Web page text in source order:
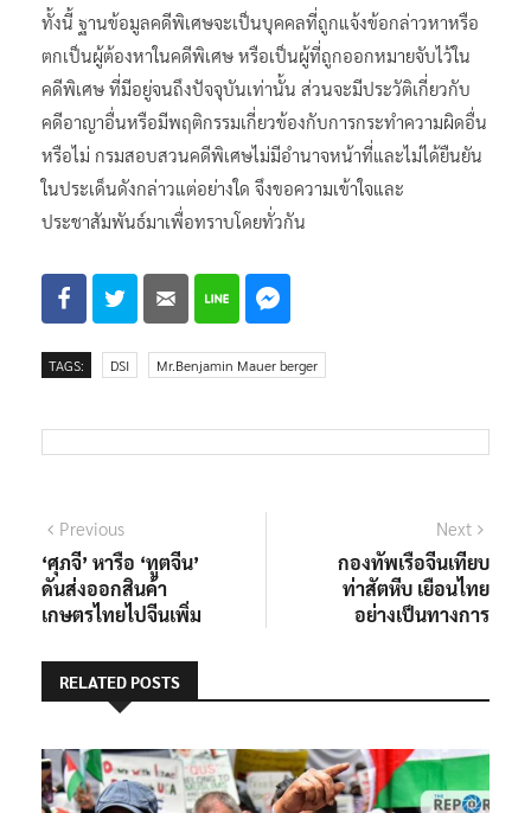
ทั้งนี้ ฐานข้อมูลคดีพิเศษจะเป็นบุคคลที่ถูกแจ้งข้อกล่าวหาหรือ
ตกเป็นผู้ต้องหาในคดีพิเศษ หรือเป็นผู้ที่ถูกออกหมายจับไว้ใน
คดีพิเศษ ที่มีอยู่จนถึงปัจจุบันเท่านั้น ส่วนจะมีประวัติเกี่ยวกับ
คดีอาญาอื่นหรือมีพฤติกรรมเกี่ยวข้องกับการกระทำความผิดอื่น
หรือไม่ กรมสอบสวนคดีพิเศษไม่มีอำนาจหน้าที่และไม่ได้ยืนยัน
ในประเด็นดังกล่าวแต่อย่างใด จึงขอความเข้าใจและ
ประชาสัมพันธ์มาเพื่อทราบโดยทั่วกัน
TAGS: DSI Mr.Benjamin Mauer berger
แนะแนว
เรื่อง
PreviousPrevious
post:
‘ศุภจี’ หารือ ‘ทูตจีน’
ดันส่งออกสินค้า
เกษตรไทยไปจีนเพิ่ม
Next
post:
กองทัพเรือจีนเทียบ
ท่าสัตหีบ เยือนไทย
อย่างเป็นทางการ
RELATED POSTS